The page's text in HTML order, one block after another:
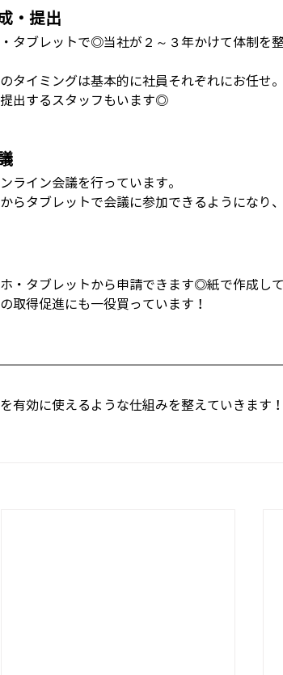
・提出
タブレットで◎当社が２～３年かけて体制を
タイミングは基本的に社員それぞれにお任せ
出するスタッフもいます◎
ライン会議を行っています。
らタブレットで会議に参加できるようになり
・タブレットから申請できます◎紙で作成し
取得促進にも一役買っています！
有効に使えるような仕組みを整えていきます！